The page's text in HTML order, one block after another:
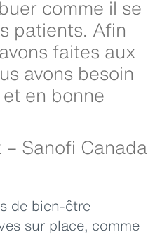
comme il se
patients. Afin
faites aux
avons besoin
en bonne
Sanofi Canada
de bien-être
sur place, comme